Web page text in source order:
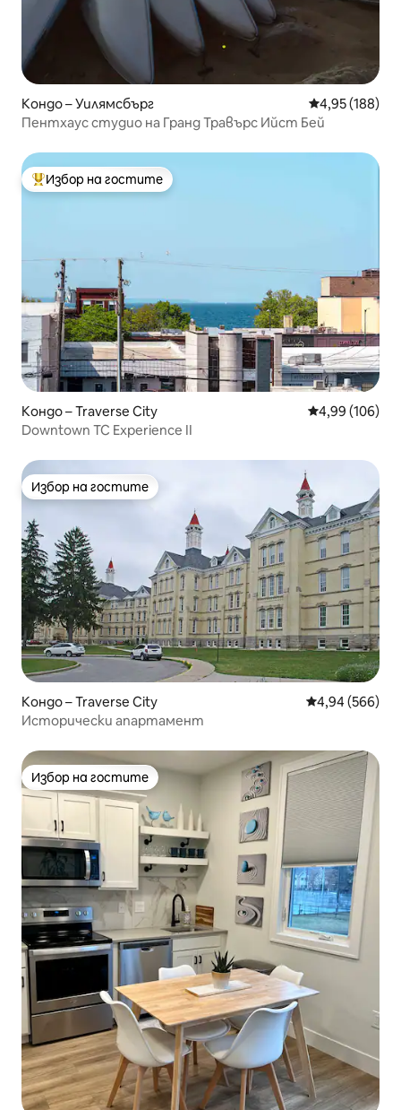
Кондо – Уилямсбърг Средна
4,95 (188)
Пентхаус студио на Гранд Травърс Ийст Бей
Най-популярен избор на гостите
Избор на гостите
Кондо – Traverse City Средна
4,99 (106)
Downtown TC Experience II
Избор на гостите
Избор на гостите
Кондо – Traverse City Средна
4,94 (566)
Исторически апартамент
Избор на гостите
Избор на гостите